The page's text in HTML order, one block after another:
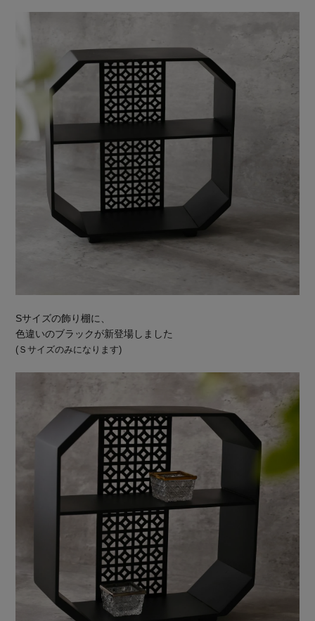
Sサイズの飾り棚に、
色違いのブラックが新登場しました
(Ｓサイズのみになります)